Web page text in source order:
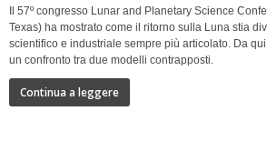
Il 57º congresso Lunar and Planetary Science
Texas) ha mostrato come il ritorno sulla Luna stia
scientifico e industriale sempre più articolato. Da
un confronto tra due modelli contrapposti.
Continua a leggere